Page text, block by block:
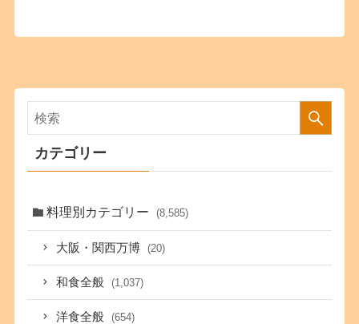
カテゴリー
料理別カテゴリー (8,585)
大阪・関西万博 (20)
和食全般 (1,037)
洋食全般 (654)